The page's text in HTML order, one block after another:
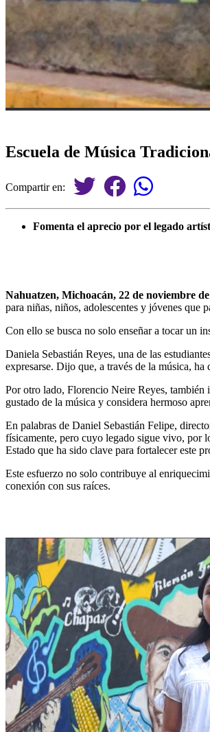
Escuela de Música
Compartir en:
⁠Fomenta el aprecio por el legado
Nahuatzen, Michoacán, 22 de noviembre
para niñas, niños, adolescentes y jóvenes que
Con ello se busca no solo enseñar a tocar un
Daniela Sebastián Reyes, una de las
expresarse. Dijo que, a través de la música,
Por otro lado, Florencio Neire Reyes, también
gustado de la música y considera hermoso
En palabras de Daniel Sebastián Felipe,
físicamente, pero cuyo legado sigue vivo, por
Estado que ha sido clave para fortalecer este
Este esfuerzo no solo contribuye al
conexión con sus raíces.